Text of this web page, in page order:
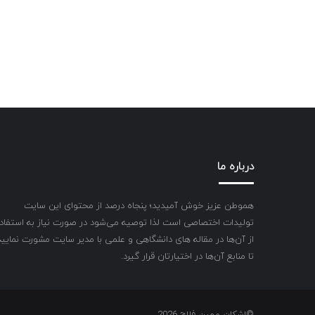
درباره ما
هموطن عزیز خوش آمیدید؛ پنجاه درصد از محتوای این سایت
تولیدات اختصاصی است لذا توصیه می‌شود در صورت نیاز به
از آن‌ها در مقاله های دانشگاهی و علمی با مدیر سایت مشورت
تا منابع آن‌ها در اختیارتان قرار گیرد.